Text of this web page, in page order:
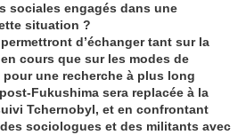
sociales engagés dans une
situation ?
d’échanger tant sur la
cours que sur les modes de
une recherche à plus long
Fukushima sera replacée à la
Tchernobyl, et en confrontant
sociologues et des militants avec